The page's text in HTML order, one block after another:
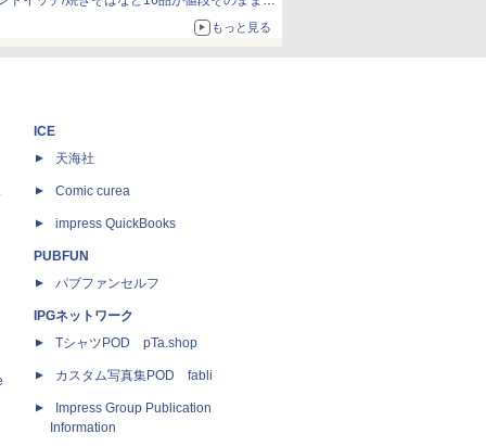
もっと見る
ICE
天海社
Comic curea
impress QuickBooks
PUBFUN
パブファンセルフ
IPGネットワーク
TシャツPOD pTa.shop
カスタム写真集POD fabli
Impress Group Publication
Information